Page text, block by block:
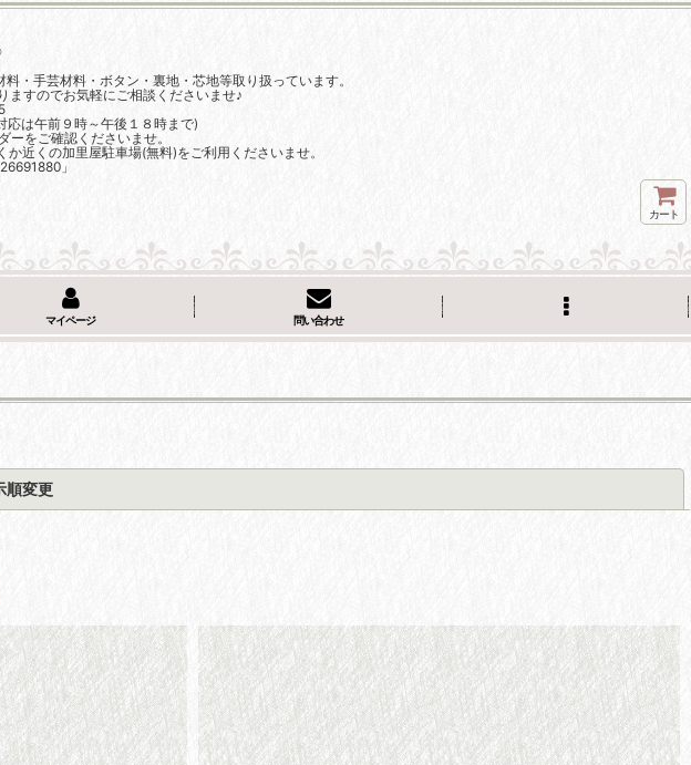
・手芸材料・ボタン・裏地・芯地等取り扱っています。
ますのでお気軽にご相談くださいませ♪
は午前９時～午後１８時まで)
をご確認くださいませ。
近くの加里屋駐車場(無料)をご利用くださいませ。
」
カート
マイページ 問い合わせ
順変更